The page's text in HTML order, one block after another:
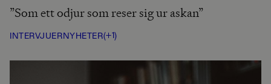
”Som ett odjur som reser sig ur askan”
INTERVJUERNYHETER(+1)